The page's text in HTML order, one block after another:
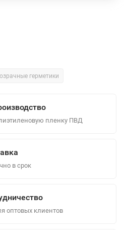
герметики
пленку ПВД
в срок
оптовых клиентов